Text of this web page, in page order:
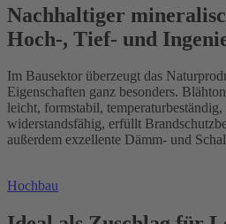
Nachhaltiger
Hoch-, Tief- und
Im Bausektor überzeugt das
Eigenschaften ganz besonders.
leicht, formstabil,
widerstandsfähig, erfüllt
außerdem exzellente Dämm- und
Hochbau